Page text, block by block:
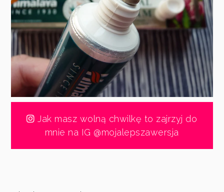
Jak masz wolną chwilkę to zajrzyj do
mnie na IG @mojalepszawersja